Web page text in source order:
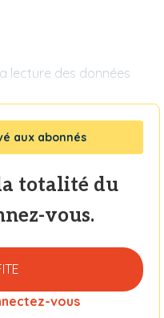
lecture des données
aux abonnés
totalité du
vous.
vous